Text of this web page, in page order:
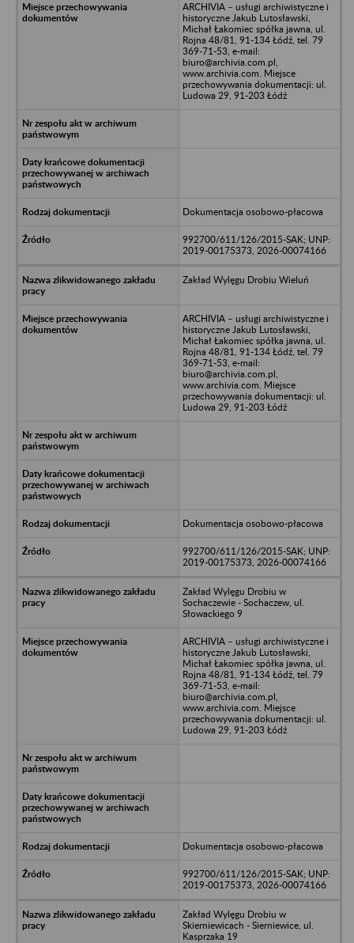
ARCHIVIA – usługi archiwistyczne i
historyczne Jakub Lutosławski,
Michał Łakomiec spółka jawna, ul.
Rojna 48/81, 91-134 Łódź, tel. 79
369-71-53, e-mail:
biuro@archivia.com.pl,
www.archivia.com. Miejsce
przechowywania dokumentacji: ul.
Ludowa 29, 91-203 Łódź
Dokumentacja osobowo-płacowa
992700/611/126/2015-SAK; UNP:
2019-00175373, 2026-00074166
Zakład Wylęgu Drobiu Wieluń
ARCHIVIA – usługi archiwistyczne i
historyczne Jakub Lutosławski,
Michał Łakomiec spółka jawna, ul.
Rojna 48/81, 91-134 Łódź, tel. 79
369-71-53, e-mail:
biuro@archivia.com.pl,
www.archivia.com. Miejsce
przechowywania dokumentacji: ul.
Ludowa 29, 91-203 Łódź
Dokumentacja osobowo-płacowa
992700/611/126/2015-SAK; UNP:
2019-00175373, 2026-00074166
Zakład Wylęgu Drobiu w
Sochaczewie - Sochaczew, ul.
Słowackiego 9
ARCHIVIA – usługi archiwistyczne i
historyczne Jakub Lutosławski,
Michał Łakomiec spółka jawna, ul.
Rojna 48/81, 91-134 Łódź, tel. 79
369-71-53, e-mail:
biuro@archivia.com.pl,
www.archivia.com. Miejsce
przechowywania dokumentacji: ul.
Ludowa 29, 91-203 Łódź
Dokumentacja osobowo-płacowa
992700/611/126/2015-SAK; UNP:
2019-00175373, 2026-00074166
Zakład Wylęgu Drobiu w
Skierniewicach - Sierniewice, ul.
Kasprzaka 19